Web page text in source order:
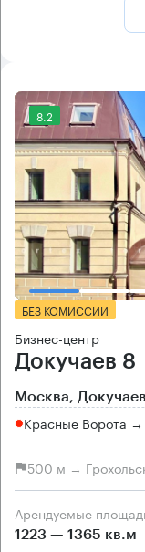
8.2
БЕЗ КОМИССИИ
Бизнес-центр
Докучаев 8
Москва,
Красные Ворота
500 м →
Арендуемые
1223 — 1365 кв.м